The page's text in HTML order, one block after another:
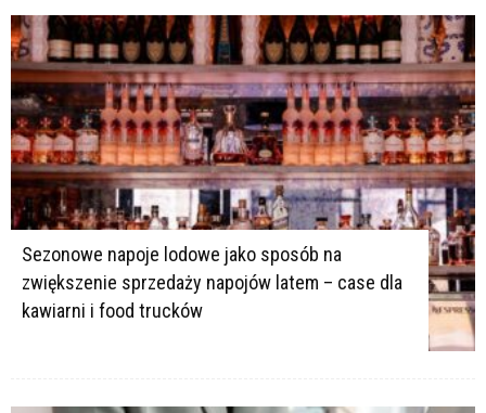
Sezonowe napoje lodowe jako sposób na
zwiększenie sprzedaży napojów latem – case dla
kawiarni i food trucków